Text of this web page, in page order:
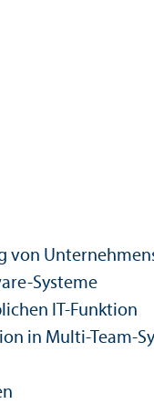
von
Systeme
IT-Funktion
in Multi-Team-